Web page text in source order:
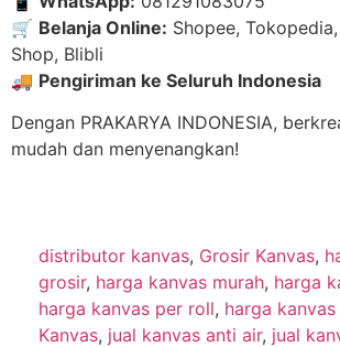
🛒 Belanja Online: Shopee,
Shop, Blibli
🚚 Pengiriman ke Seluruh Indonesia
Dengan PRAKARYA INDONESIA,
mudah dan menyenangkan!
distributor kanvas, Grosir Kanvas,
grosir, harga kanvas murah, harga
harga kanvas per roll, harga
Kanvas, jual kanvas anti air, jual